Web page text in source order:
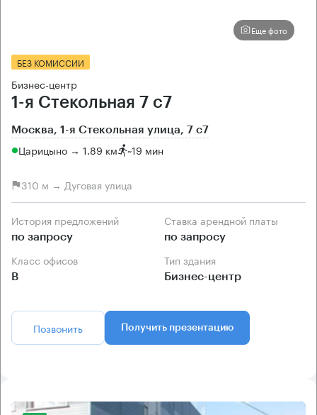
Еще фото
БЕЗ КОМИССИИ
Бизнес-центр
1-я Стекольная 7 с7
Москва, 1-я Стекольная улица, 7 с7
Царицыно → 1.89 км ~19 мин
310 м → Дуговая улица
История предложений
по запросу
Ставка арендной платы
по запросу
Класс офисов
B
Тип здания
Бизнес-центр
Позвонить Получить презентацию